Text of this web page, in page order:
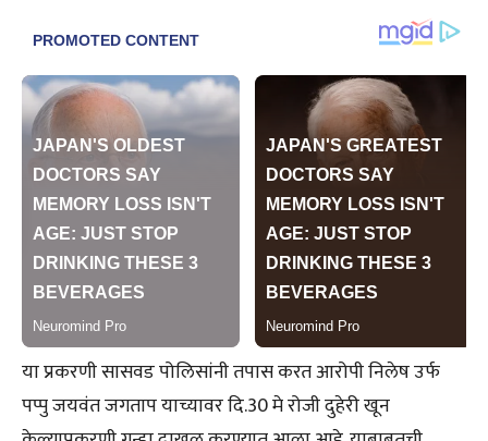
या प्रकरणी सासवड पोलिसांनी तपास करत आरोपी निलेष उर्फ
पप्पु जयवंत जगताप याच्यावर दि.30 मे रोजी दुहेरी खून